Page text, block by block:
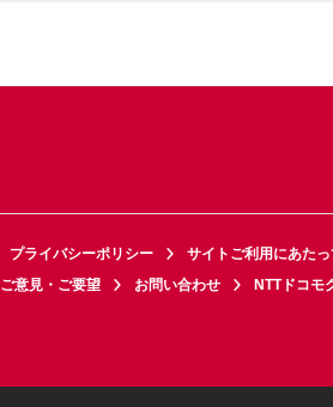
プライバシーポリシー サイトご利用にあたっ
ご意見・ご要望 お問い合わせ NTTドコモ